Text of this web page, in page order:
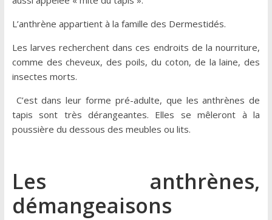
L’anthrène appartient à la famille des Dermestidés.
Les larves recherchent dans ces endroits de la nourriture,
comme des cheveux, des poils, du coton, de la laine, des
insectes morts.
C’est dans leur forme pré-adulte, que les anthrènes de
tapis sont très dérangeantes. Elles se mêleront à la
poussière du dessous des meubles ou lits.
Les anthrènes,
démangeaisons